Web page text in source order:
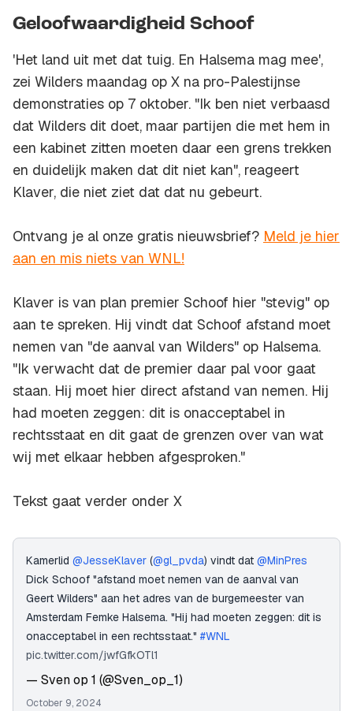
Geloofwaardigheid Schoof
'Het land uit met dat tuig. En Halsema mag mee',
zei Wilders maandag op X na pro-Palestijnse
demonstraties op 7 oktober. "Ik ben niet verbaasd
dat Wilders dit doet, maar partijen die met hem in
een kabinet zitten moeten daar een grens trekken
en duidelijk maken dat dit niet kan", reageert
Klaver, die niet ziet dat dat nu gebeurt.
Ontvang je al onze gratis nieuwsbrief? Meld je hier
aan en mis niets van WNL!
Klaver is van plan premier Schoof hier "stevig" op
aan te spreken. Hij vindt dat Schoof afstand moet
nemen van "de aanval van Wilders" op Halsema.
"Ik verwacht dat de premier daar pal voor gaat
staan. Hij moet hier direct afstand van nemen. Hij
had moeten zeggen: dit is onacceptabel in
rechtsstaat en dit gaat de grenzen over van wat
wij met elkaar hebben afgesproken."
Tekst gaat verder onder X
Kamerlid @JesseKlaver (@gl_pvda) vindt dat @MinPres
Dick Schoof "afstand moet nemen van de aanval van
Geert Wilders" aan het adres van de burgemeester van
Amsterdam Femke Halsema. "Hij had moeten zeggen: dit is
onacceptabel in een rechtsstaat." #WNL
pic.twitter.com/jwfGfkOTl1
— Sven op 1 (@Sven_op_1)
October 9, 2024